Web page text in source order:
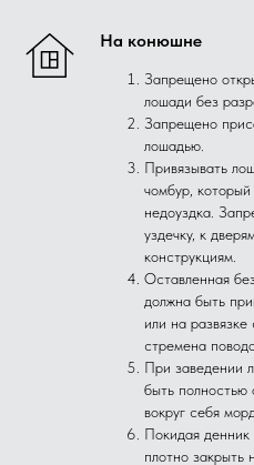
На конюшне
Запрещено
лошади без
Запрещено
лошадью.
Привязывать
чомбур,
недоуздка.
уздечку, к
конструкциям.
Оставленная
должна быть
или на
стремена
При заведении
быть полностью
вокруг себя
Покидая
плотно закрыть